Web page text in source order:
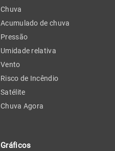
Chuva
Acumulado de chuva
Pressão
Umidade relativa
Vento
Risco de Incêndio
Satélite
Chuva Agora
Gráficos